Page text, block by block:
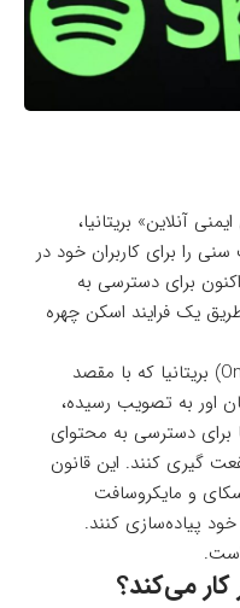
آنلاین» بریتانیا،
را برای کاربران خود در
برای دسترسی به
یک فرایند اسکن چهره
«قانون ایمنی آنلاین (Online Safety Act) بریتانیا که با مقصد
اور به تصویب رسیده،
برای دسترسی به محتوای
گیری کنند. این قانون
و مایکروسافت
پیاده‌سازی کنند.
می‌کند؟